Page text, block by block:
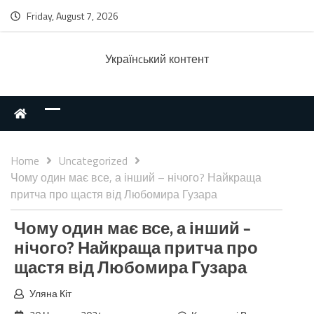
Friday, August 7, 2026
Українcький контент
Home
Uncategorized
Чому один має все, а інший – нічого? Найкраща
притча про щастя від Любомира Гузара
Чому один має все, а інший –
нічого? Найкраща притча про
щастя від Любомира Гузара
Уляна Кіт